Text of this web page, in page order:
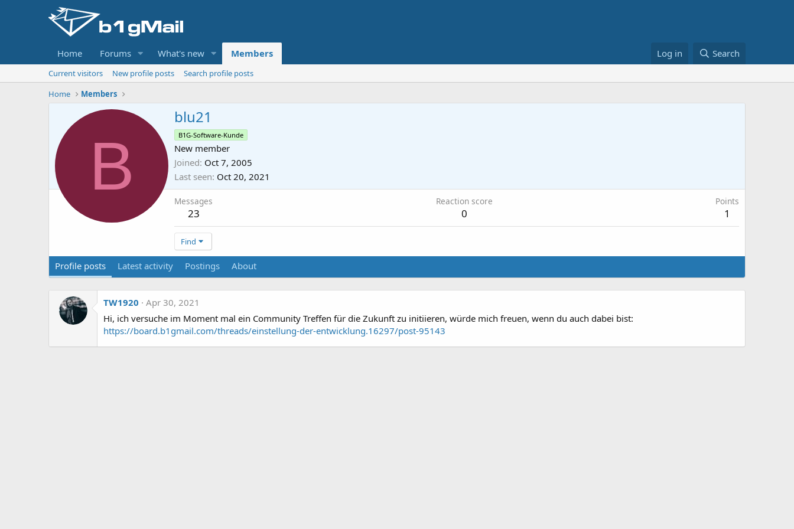
Home Forums What's new Members Log in Search
Current visitors New profile posts
Search profile posts
Home
Members
B
blu21
B1G-Software-Kunde
New member
Joined Oct 7, 2005
Last seen Oct 20, 2021
Messages
23
Reaction score
0
Points
1
Find
Profile posts Latest activity Postings About
TW1920
Apr 30, 2021
Hi, ich versuche im Moment mal ein Community Treffen für die Zukunft zu initiieren, würde mich freuen, wenn du auch dabei bist:
https://board.b1gmail.com/threads/einstellung-der-entwicklung.16297/post-95143